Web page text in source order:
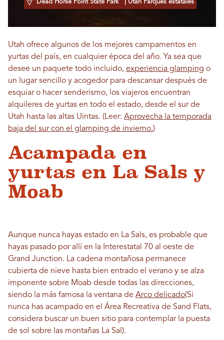
Dead Horse Point State Park | Utah Parques estatales
Utah ofrece algunos de los mejores campamentos en
yurtas del país, en cualquier época del año. Ya sea que
desee un paquete todo incluido, experiencia glamping o
un lugar sencillo y acogedor para descansar después de
esquiar o hacer senderismo, los viajeros encuentran
alquileres de yurtas en todo el estado, desde el sur de
Utah hasta las altas Uintas. (Leer: Aprovecha la temporada
baja del sur con el glamping de invierno.)
Acampada en
yurtas en La Sals y
Moab
Aunque nunca hayas estado en La Sals, es probable que
hayas pasado por allí en la Interestatal 70 al oeste de
Grand Junction. La cadena montañosa permanece
cubierta de nieve hasta bien entrado el verano y se alza
imponente sobre Moab desde todas las direcciones,
siendo la más famosa la ventana de Arco delicado(Si
nunca has acampado en el Área Recreativa de Sand Flats,
considera buscar un buen sitio para contemplar la puesta
de sol sobre las montañas La Sal).